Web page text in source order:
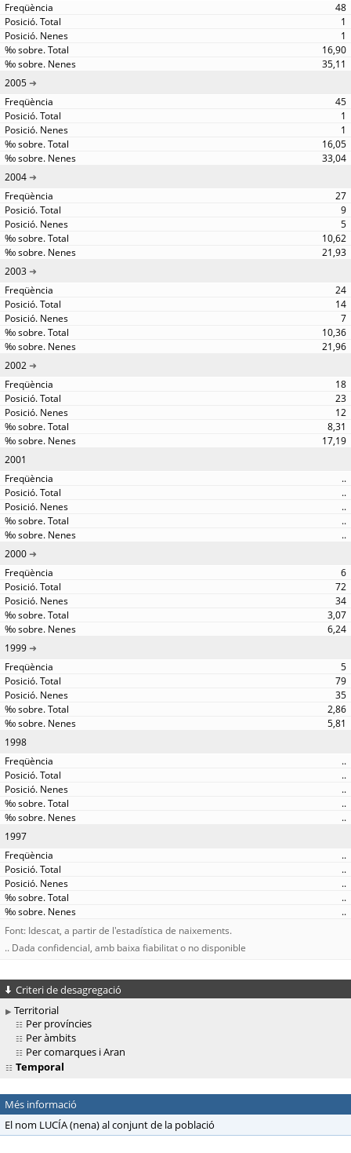
48
1
1
16,90
35,11
2005
45
1
1
16,05
33,04
2004
27
9
5
10,62
21,93
2003
24
14
7
10,36
21,96
2002
18
23
12
8,31
17,19
2001
..
..
..
..
..
2000
6
72
34
3,07
6,24
1999
5
79
35
2,86
5,81
1998
..
..
..
..
..
1997
..
..
..
..
..
Font: Idescat, a partir de l'estadística de naixements.
.. Dada confidencial, amb baixa fiabilitat o no disponible
Criteri de desagregació
Territorial
Per províncies
Per àmbits
Per comarques i Aran
Temporal
Més informació
El nom LUCÍA (nena) al conjunt de la població